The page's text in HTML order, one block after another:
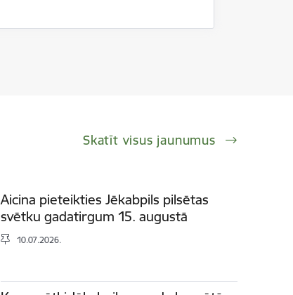
Skatīt visus jaunumus
Aicina pieteikties Jēkabpils pilsētas
svētku gadatirgum 15. augustā
10.07.2026.